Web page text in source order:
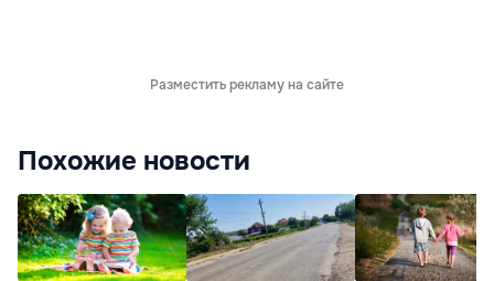
Разместить рекламу на сайте
Похожие новости